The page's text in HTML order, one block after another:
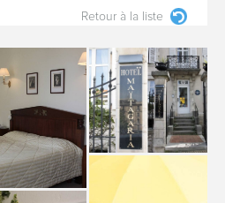
Retour à la liste